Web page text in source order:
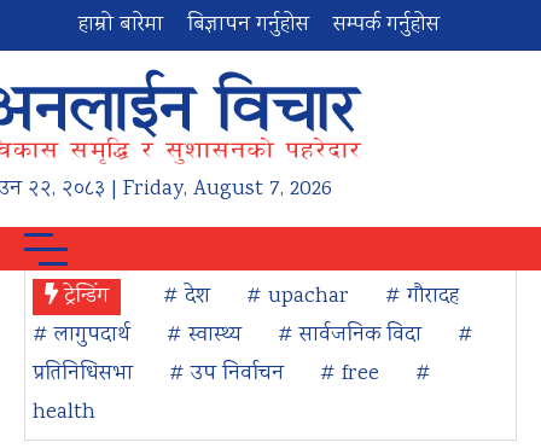
हाम्रो बारेमा बिज्ञापन गर्नुहोस सम्पर्क गर्नुहोस
२२, २०८३ | Friday, August 7, 2026
ट्रेन्डिंग # देश # upachar
# गौरादह
# लागुपदार्थ
# स्वास्थ्य # सार्वजनिक विदा
#
प्रतिनिधिसभा
# उप निर्वाचन # free
#
health